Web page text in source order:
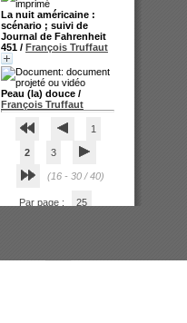
La nuit américaine :
scénario ; suivi de
Journal de Fahrenheit
451 / François Truffaut
Peau (la) douce /
François Truffaut
1
2 3
(16 - 30 / 40)
Par page : 25